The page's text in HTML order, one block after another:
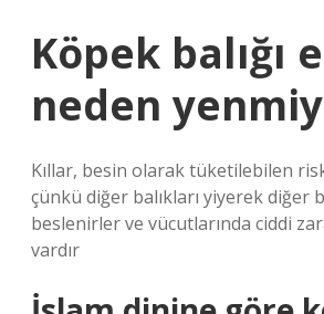
Köpek balığı
neden
Kıllar, besin olarak tüketilebilen
çünkü diğer balıkları yiyerek diğer
beslenirler ve vücutlarında ciddi
vardır